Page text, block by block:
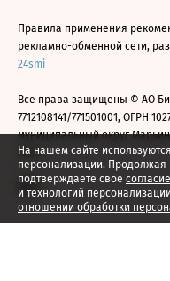
На нашем сайте
персонализации. Продолжая
подтверждаете свое согласие
и технологий
отношении обработки
Правила применения
рекламно-обменной сети,
24smi
Все права защищены © АО
7712108141/771501001, ОГРН
муниципальный округ
2026